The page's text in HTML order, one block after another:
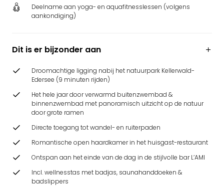
Deelname aan yoga- en aquafitnesslessen (volgens
aankondiging)
Dit is er bijzonder aan
Droomachtige ligging nabij het natuurpark Kellerwald-
Edersee (9 minuten rijden)
Het hele jaar door verwarmd buitenzwembad &
binnenzwembad met panoramisch uitzicht op de natuur
door grote ramen
Directe toegang tot wandel- en ruiterpaden
Romantische open haardkamer in het huisgast-restaurant
Ontspan aan het einde van de dag in de stijlvolle bar L’AMI
Incl. wellnesstas met badjas, saunahanddoeken &
badslippers